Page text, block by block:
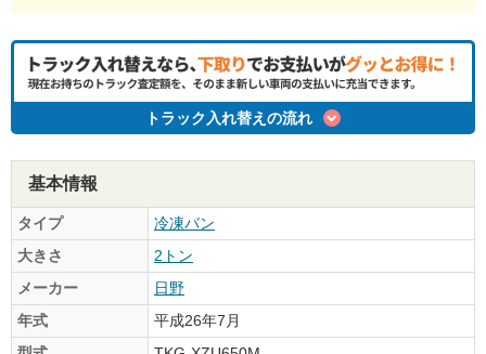
トラック入れ替えの流れ
基本情報
タイプ
冷凍バン
大きさ
2トン
メーカー
日野
年式
平成26年7月